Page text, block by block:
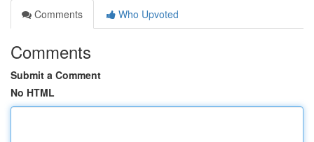
Comments
Who Upvoted
Comments
Submit a Comment
No HTML